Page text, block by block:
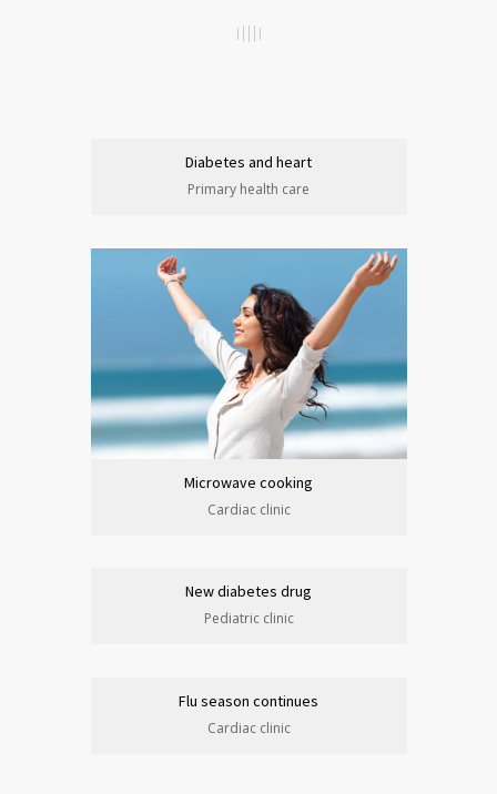
Diabetes and heart
Primary health care
Microwave cooking
Cardiac clinic
New diabetes drug
Pediatric clinic
Flu season continues
Cardiac clinic